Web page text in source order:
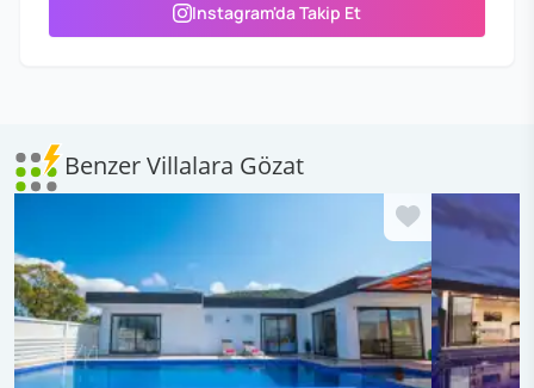
Instagram'da Takip Et
Benzer Villalara Gözat